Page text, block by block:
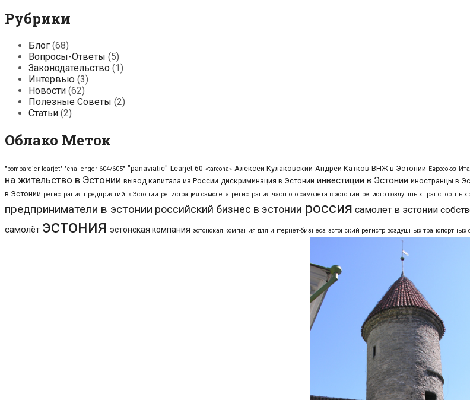
Рубрики
Блог (68)
Вопросы-Ответы (5)
Законодательство (1)
Интервью (3)
Новости (62)
Полезные Советы (2)
Статьи (2)
Облако Меток
"bombardier learjet" "challenger 604/605" "panaviatic" Learjet 60 «tarcona» Алексей Кулаковский Андрей Катков ВНЖ в Эстонии Евросоюз
на жительство в Эстонии вывод капитала из России дискриминация в Эстонии инвестиции в Эстонии иностранцы в
в Эстонии регистрация предприятий в Эстонии регистрация самолёта регистрация частного самолёта в эстонии регистр воздушных транспортных
предприниматели в эстонии российский бизнес в эстонии россия самолет в эстонии
самолёт эстония эстонская компания эстонская компания для интернет-бизнеса эстонский регистр воздушных транспортных